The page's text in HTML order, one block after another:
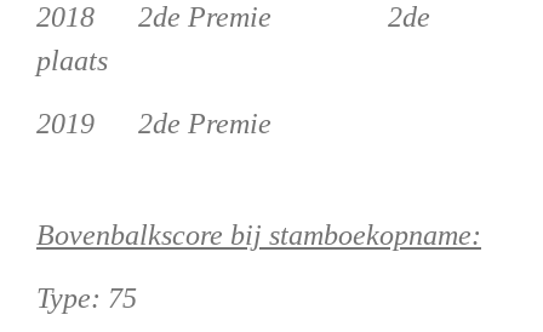
2018 2de Premie 2de
plaats
2019 2de Premie
Bovenbalkscore bij stamboekopname:
Type: 75